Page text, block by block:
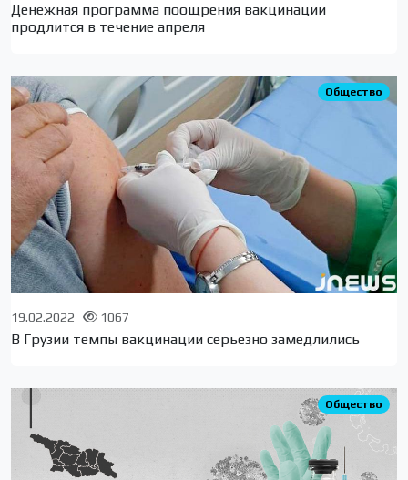
Денежная программа поощрения вакцинации
продлится в течение апреля
Общество
19.02.2022 1067
В Грузии темпы вакцинации серьезно замедлились
Общество